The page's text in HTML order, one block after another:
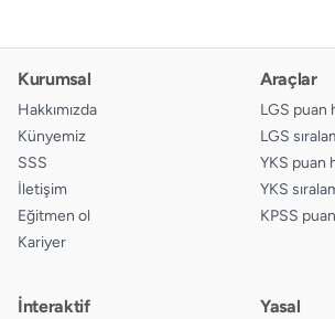
Kurumsal
Hakkımızda
Künyemiz
SSS
İletişim
Eğitmen ol
Kariyer
Araçlar
LGS puan
LGS
YKS puan
YKS
KPSS
İnteraktif Yasal